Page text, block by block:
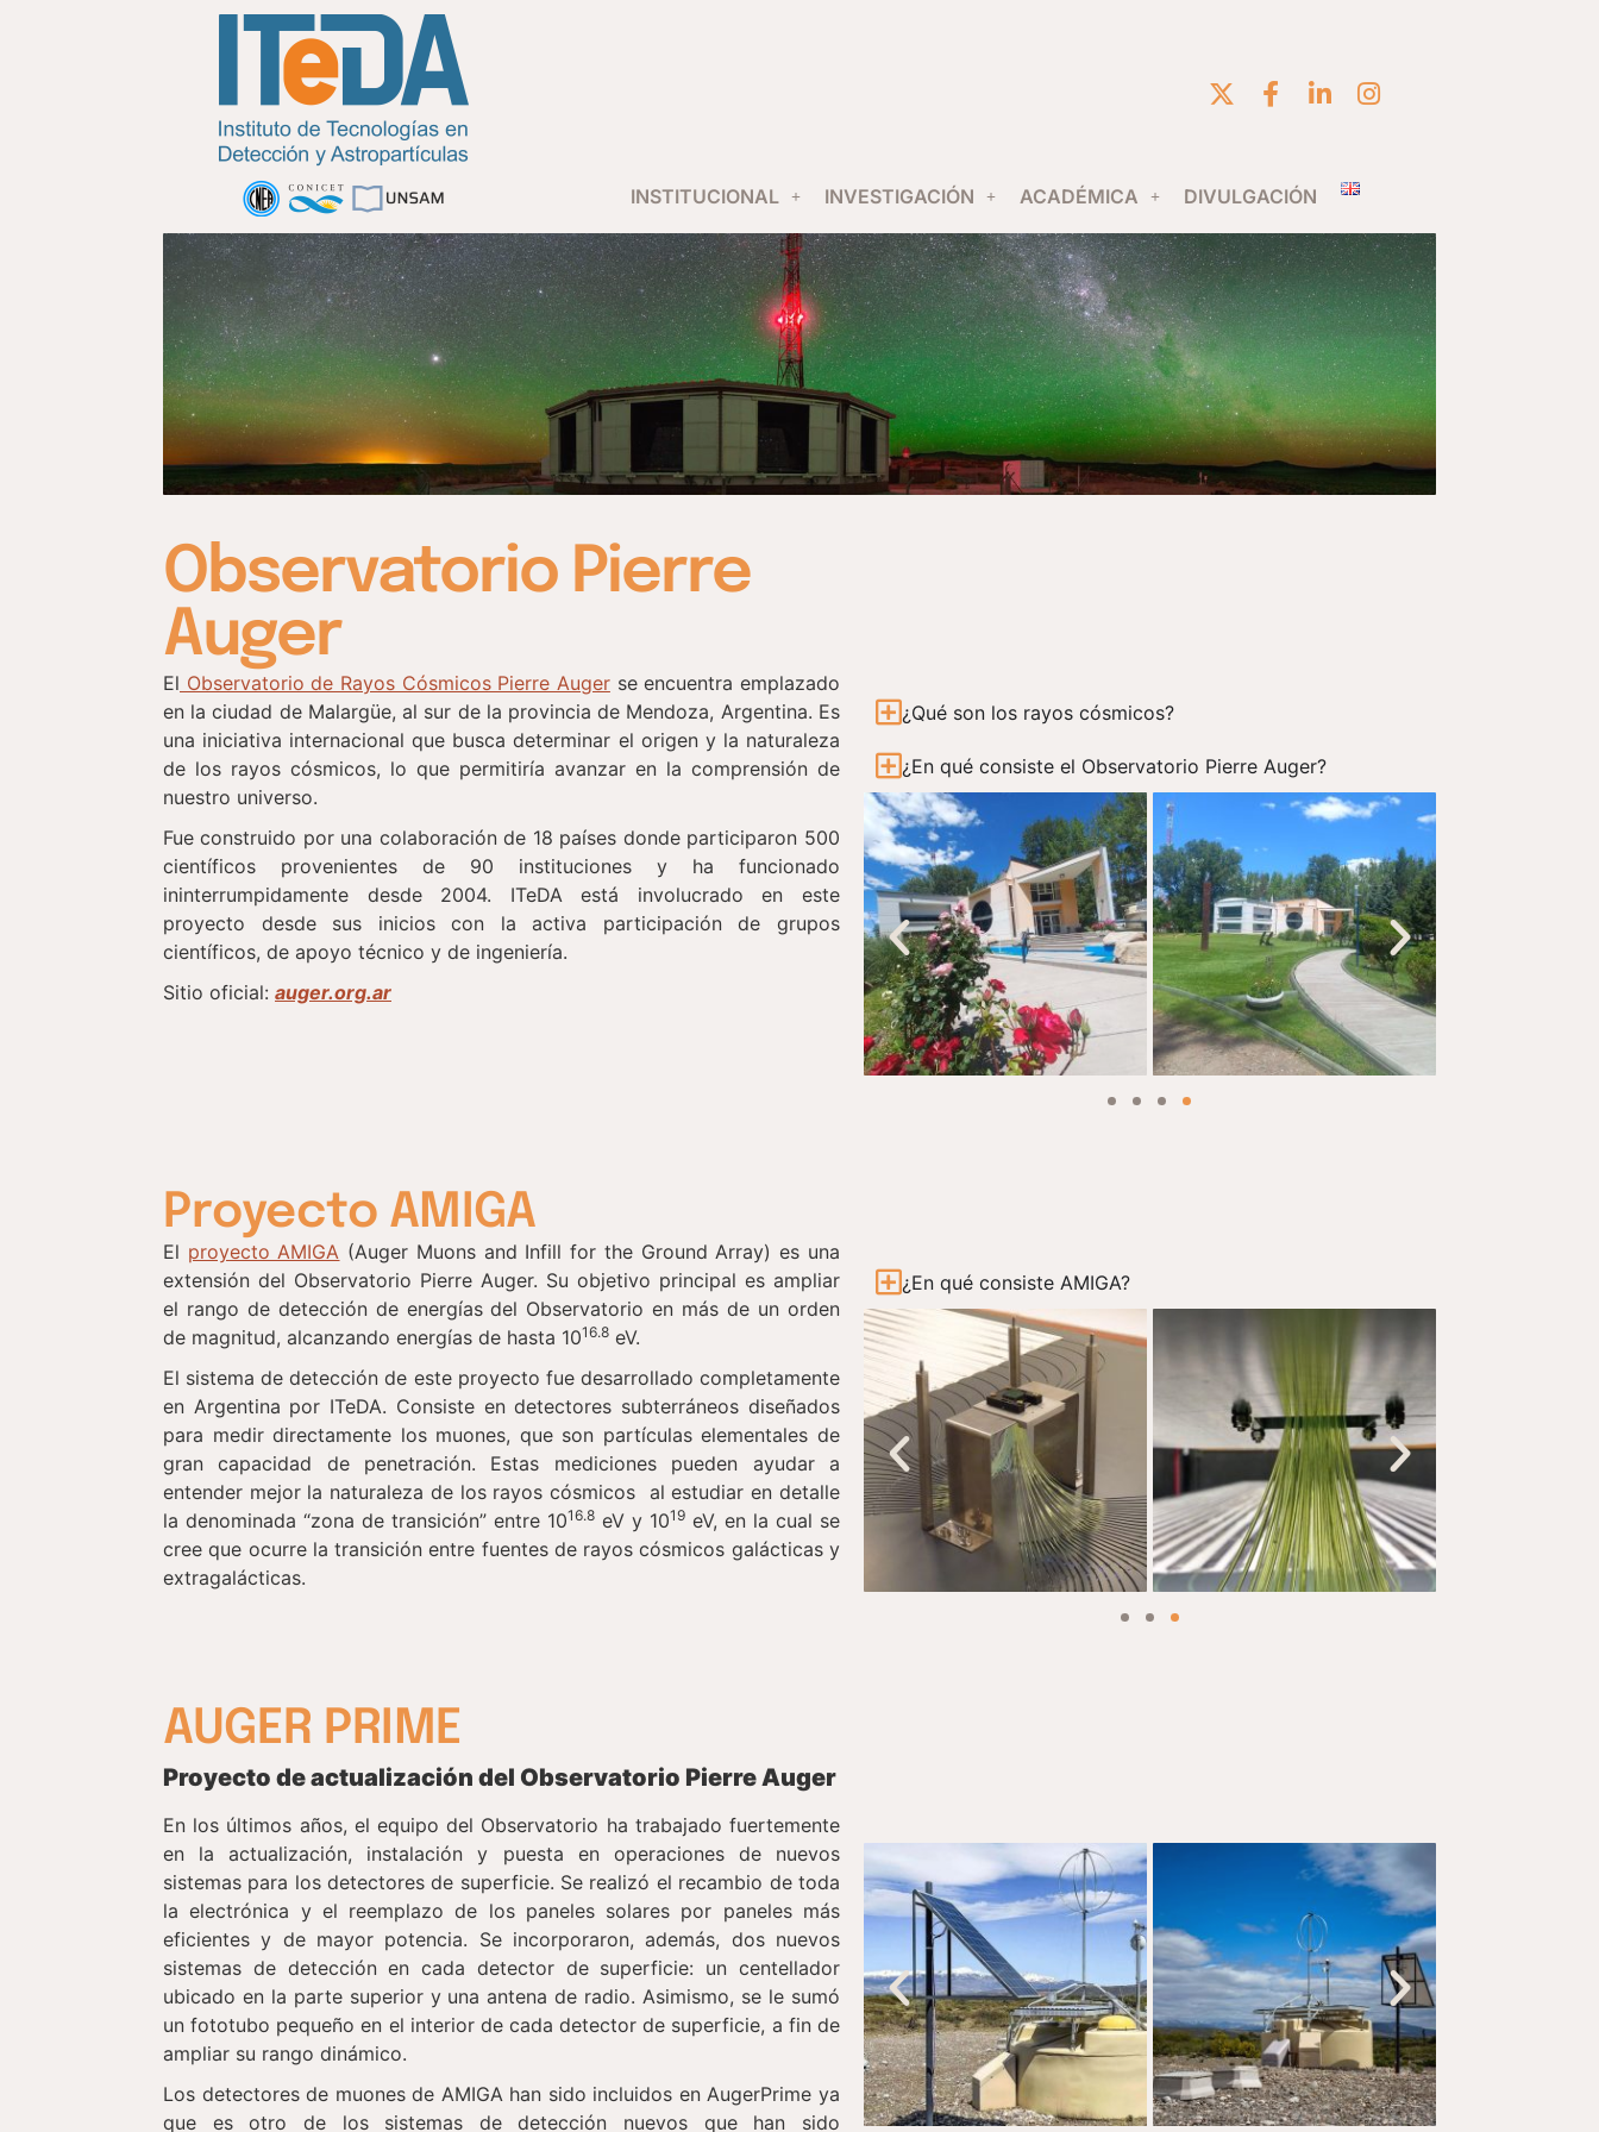
INSTITUCIONAL INVESTIGACIÓN ACADÉMICA DIVULGACIÓN
Observatorio Pierre
Auger
El Observatorio de Rayos Cósmicos Pierre Augerse encuentra emplazado
en la ciudad de Malargüe, al sur de la provincia de Mendoza, Argentina. Es
una iniciativa internacional que busca determinar el origen y la naturaleza
de los rayos cósmicos, lo que permitiría avanzar en la comprensión de
nuestro universo.
Fue construido por una colaboración de 18 países donde participaron 500
científicos provenientes de 90 instituciones y ha funcionado
ininterrumpidamente desde 2004. ITeDA está involucrado en este
proyecto desde sus inicios con la activa participación de grupos
científicos, de apoyo técnico y de ingeniería.
Sitio oficial: auger.org.ar
¿Qué son los rayos cósmicos?
¿En qué consiste el Observatorio Pierre Auger?
Proyecto AMIGA
El proyecto AMIGA (Auger Muons and Infill for the Ground Array) es una
extensión del Observatorio Pierre Auger. Su objetivo principal es ampliar
el rango de detección de energías del Observatorio en más de un orden
de magnitud, alcanzando energías de hasta 1016.8 eV.
El sistema de detección de este proyecto fue desarrollado completamente
en Argentina por ITeDA. Consiste en detectores subterráneos diseñados
para medir directamente los muones, que son partículas elementales de
gran capacidad de penetración. Estas mediciones pueden ayudar a
entender mejor la naturaleza de los rayos cósmicos al estudiar en detalle
la denominada “zona de transición” entre 1016.8eV y 1019eV, en la cual se
cree que ocurre la transición entre fuentes de rayos cósmicos galácticas y
extragalácticas.
¿En qué consiste AMIGA?
AUGER PRIME
Proyecto de actualización del Observatorio Pierre Auger
En los últimos años, el equipo del Observatorio ha trabajado fuertemente
en la actualización, instalación y puesta en operaciones de nuevos
sistemas para los detectores de superficie. Se realizó el recambio de toda
la electrónica y el reemplazo de los paneles solares por paneles más
eficientes y de mayor potencia. Se incorporaron, además, dos nuevos
sistemas de detección en cada detector de superficie: un centellador
ubicado en la parte superior y una antena de radio. Asimismo, se le sumó
un fototubo pequeño en el interior de cada detector de superficie, a fin de
ampliar su rango dinámico.
Los detectores de muones de AMIGA han sido incluidos en AugerPrime ya
que es otro de los sistemas de detección nuevos que han sido